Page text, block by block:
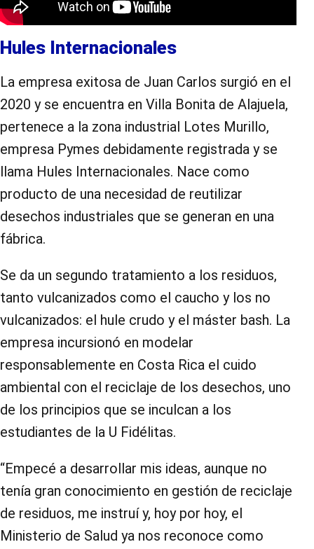
Hules Internacionales
La empresa exitosa de Juan Carlos surgió en el
2020 y se encuentra en Villa Bonita de Alajuela,
pertenece a la zona industrial Lotes Murillo,
empresa Pymes debidamente registrada y se
llama Hules Internacionales. Nace como
producto de una necesidad de reutilizar
desechos industriales que se generan en una
fábrica.
Se da un segundo tratamiento a los residuos,
tanto vulcanizados como el caucho y los no
vulcanizados: el hule crudo y el máster bash. La
empresa incursionó en modelar
responsablemente en Costa Rica el cuido
ambiental con el reciclaje de los desechos, uno
de los principios que se inculcan a los
estudiantes de la U Fidélitas.
“Empecé a desarrollar mis ideas, aunque no
tenía gran conocimiento en gestión de reciclaje
de residuos, me instruí y, hoy por hoy, el
Ministerio de Salud ya nos reconoce como